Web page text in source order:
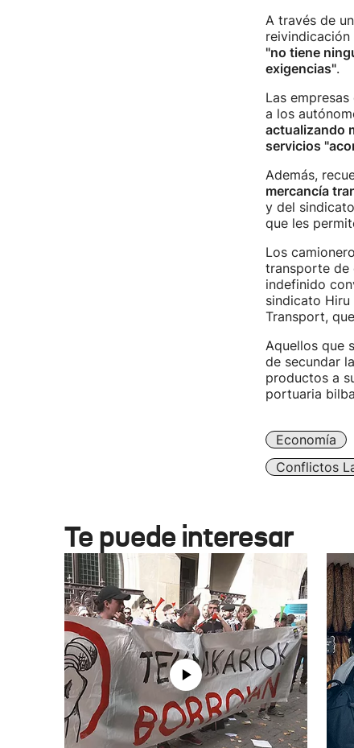
A través de
"no tiene
exigencias".
Las
a los
actualizando
servicios
Además,
mercancía
y del
que les
Los
transporte de
indefinido
sindicato
Transport,
Aquellos que
de secundar
productos a
portuaria
Economía
Conflictos
Te puede interesar